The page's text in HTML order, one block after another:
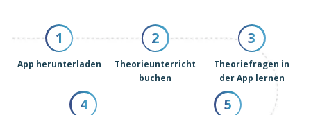
1
App herunterladen
2
Theorieunterricht
buchen
3
Theoriefragen in
der App lernen
5
4